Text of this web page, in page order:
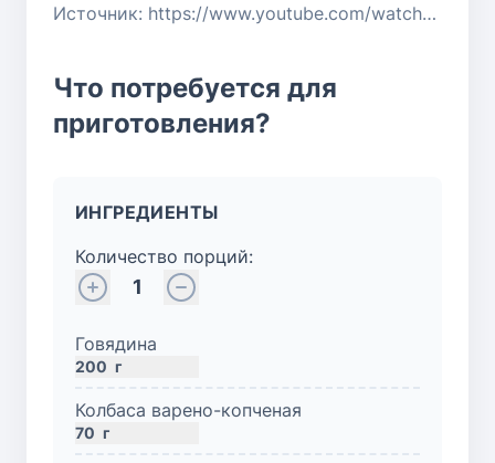
Источник: https://www.youtube.com/watch?v=eQwYWnyeTaE
Что потребуется для
приготовления?
ИНГРЕДИЕНТЫ
Количество порций:
1
Говядина
200 г
Колбаса варено-копченая
70 г